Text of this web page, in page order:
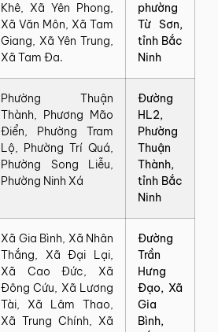
Khê, Xã Yên Phong,
Xã Văn Môn, Xã Tam
Giang, Xã Yên Trung,
Xã Tam Đa.
phường
Từ Sơn,
tỉnh Bắc
Ninh
Phường Thuận
Thành, Phương Mão
Điển, Phường Tram
Lộ, Phường Trí Quá,
Phường Song Liễu,
Phường Ninh Xá
Đường
HL2,
Phường
Thuận
Thành,
tỉnh Bắc
Ninh
Xã Gia Bình, Xã Nhân
Thắng, Xã Đại Lại,
Xã Cao Đức, Xã
Đông Cứu, Xã Lương
Tài, Xã Lâm Thao,
Xã Trung Chính, Xã
Đường
Trần
Hưng
Đạo, Xã
Gia
Bình,